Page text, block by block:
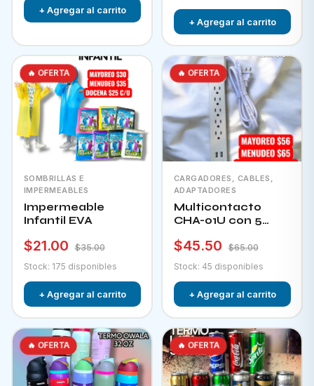
+ Agregar al carrito
+ Agregar al carrito
🔥 OFERTA
SOMBRILLAS E
IMPERMEABLES
Impermeable
Infantil EVA
$21.00
$35.00
Stock: 175 disponibles
+ Agregar al carrito
🔥 OFERTA
CARGADORES, CABLES,
ADAPTADORES
Multicontacto
CHA-01U con 5
puertos usb e
$45.50
$65.00
Stock: 45 disponibles
+ Agregar al carrito
🔥 OFERTA 🔥 OFERTA